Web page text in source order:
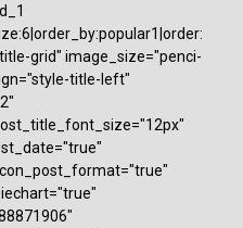
grid" image_size="penci-
title-left"